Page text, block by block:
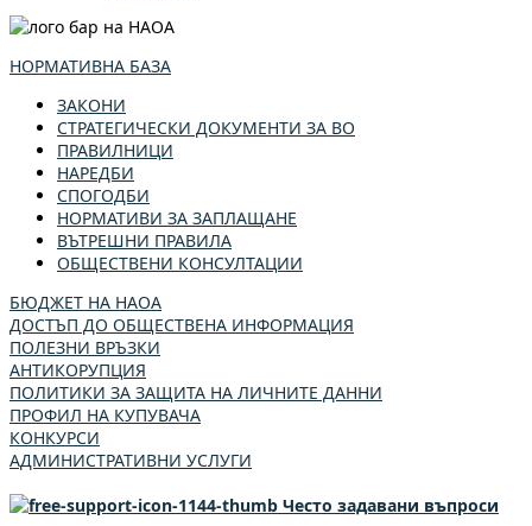
НОРМАТИВНА БАЗА
ЗАКОНИ
СТРАТЕГИЧЕСКИ ДОКУМЕНТИ ЗА ВО
ПРАВИЛНИЦИ
НАРЕДБИ
СПОГОДБИ
НОРМАТИВИ ЗА ЗАПЛАЩАНЕ
ВЪТРЕШНИ ПРАВИЛА
ОБЩЕСТВЕНИ КОНСУЛТАЦИИ
БЮДЖЕТ НА НАОА
ДОСТЪП ДО ОБЩЕСТВЕНА ИНФОРМАЦИЯ
ПОЛЕЗНИ ВРЪЗКИ
АНТИКОРУПЦИЯ
ПОЛИТИКИ ЗА ЗАЩИТА НА ЛИЧНИТЕ ДАННИ
ПРОФИЛ НА КУПУВАЧА
КОНКУРСИ
АДМИНИСТРАТИВНИ УСЛУГИ
Често задавани въпроси